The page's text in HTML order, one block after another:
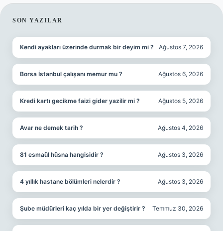
SIDEBAR
SON YAZILAR
Kendi ayakları üzerinde durmak bir deyim mi ? Ağustos 7, 2026
Borsa İstanbul çalışanı memur mu ? Ağustos 6, 2026
Kredi kartı gecikme faizi gider yazilir mi ? Ağustos 5, 2026
Avar ne demek tarih ? Ağustos 4, 2026
81 esmaül hüsna hangisidir ? Ağustos 3, 2026
4 yıllık hastane bölümleri nelerdir ? Ağustos 3, 2026
Şube müdürleri kaç yılda bir yer değiştirir ? Temmuz 30, 2026